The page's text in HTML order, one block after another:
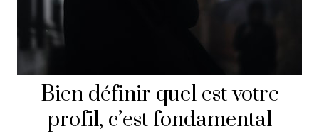
Bien définir quel est votre
profil, c’est fondamental